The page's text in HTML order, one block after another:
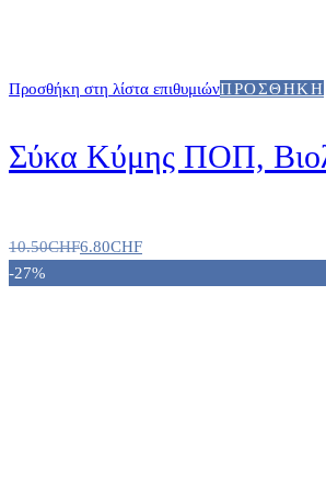
Προσθήκη στη λίστα επιθυμιώνΠΡΟΣΘΉΚΗ
Σύκα Κύμης ΠΟΠ,
10.50CHF6.80CHF
-27%